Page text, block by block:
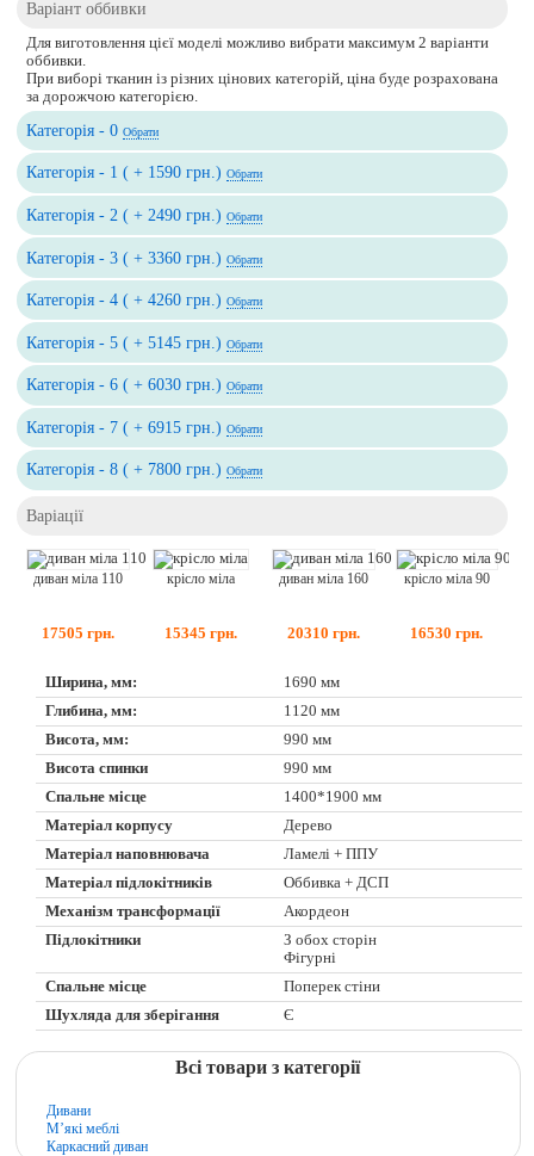
Варіант оббивки
Для виготовлення цієї моделі можливо вибрати максимум 2 варіанти
оббивки.
При виборі тканин із різних цінових категорій, ціна буде розрахована
за дорожчою категорією.
Категорія - 0Обрати
Категорія - 1 ( + 1590 грн.)Обрати
Категорія - 2 ( + 2490 грн.)Обрати
Категорія - 3 ( + 3360 грн.)Обрати
Категорія - 4 ( + 4260 грн.)Обрати
Категорія - 5 ( + 5145 грн.)Обрати
Категорія - 6 ( + 6030 грн.)Обрати
Категорія - 7 ( + 6915 грн.)Обрати
Категорія - 8 ( + 7800 грн.)Обрати
Варіації
диван міла 110
17505 грн.
крісло міла
15345 грн.
диван міла 160
20310 грн.
крісло міла 90
16530 грн.
Ширина, мм:
1690 мм
Глибина, мм:
1120 мм
Висота, мм:
990 мм
Висота спинки
990 мм
Спальне місце
1400*1900 мм
Матеріал корпусу
Дерево
Матеріал наповнювача
Ламелі + ППУ
Матеріал підлокітників
Оббивка + ДСП
Механізм трансформації
Акордеон
Підлокітники
З обох сторін
Фігурні
Спальне місце
Поперек стіни
Шухляда для зберігання
Є
Всі товари з категорії
Дивани
М’які меблі
Каркасний диван